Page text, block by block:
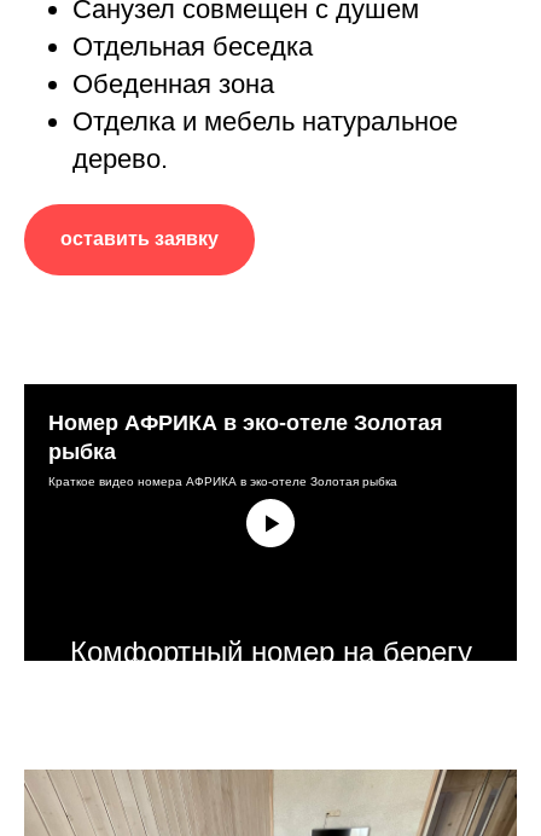
Санузел совмещен с душем
Отдельная беседка
Обеденная зона
Отделка и мебель натуральное
дерево.
оставить заявку
Комфортный номер на берегу
Номер АФРИКА в эко-отеле Золотая
рыбка
Краткое видео номера АФРИКА в эко-отеле Золотая рыбка